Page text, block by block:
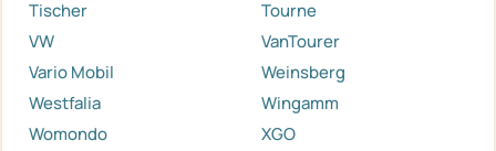
Tischer
Tourne
VW
VanTourer
Vario Mobil
Weinsberg
Westfalia
Wingamm
Womondo
XGO